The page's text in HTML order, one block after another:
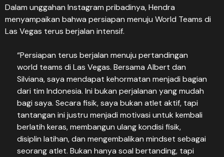
Dalam unggahan Instagram pribadinya, Hendra
menyampaikan bahwa persiapan menuju World Teams di
Las Vegas terus berjalan intensif.
“Persiapan terus berjalan menuju pertandingan
world teams di Las Vegas. Bersama Albert dan
Silviana, saya mendapat kehormatan menjadi bagian
dari tim Indonesia. Ini bukan perjalanan yang mudah
bagi saya. Secara fisik, saya bukan atlet aktif, tapi
tantangan ini justru menjadi motivasi untuk kembali
berlatih keras, membangun ulang kondisi fisik,
disiplin latihan, dan mengembalikan mindset sebagai
seorang atlet. Bukan hanya soal bertanding, tapi